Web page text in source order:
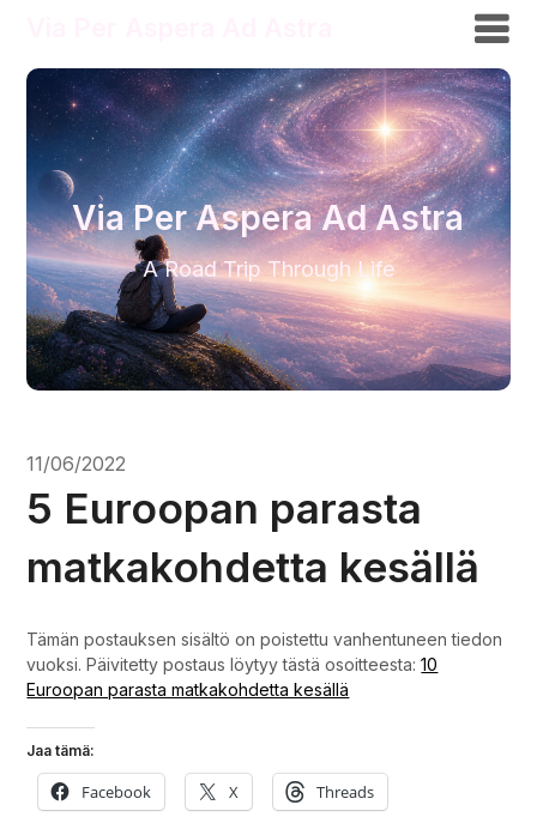
Via Per Aspera Ad Astra
A Road Trip Through Life
11/06/2022
5 Euroopan parasta
matkakohdetta kesällä
Tämän postauksen sisältö on poistettu vanhentuneen tiedon
vuoksi. Päivitetty postaus löytyy tästä osoitteesta:10
Euroopan parasta matkakohdetta kesällä
Jaa tämä:
Facebook X Threads